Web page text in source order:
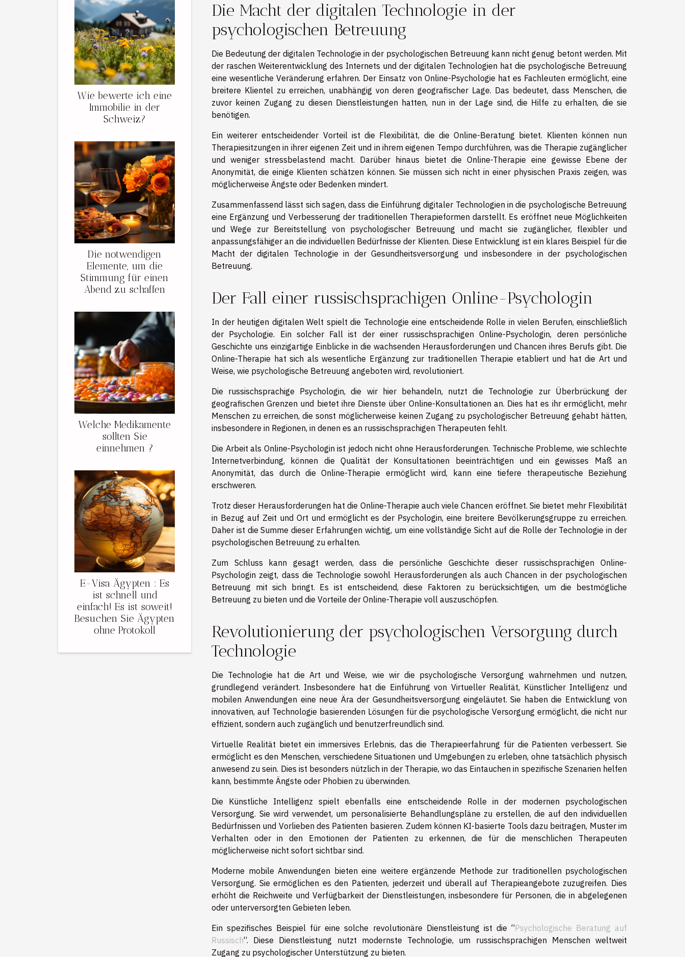
Wie bewerte ich eine
Immobilie in der
Schweiz?
Die notwendigen
Elemente, um die
Stimmung für einen
Abend zu schaffen
Welche Medikamente
sollten Sie
einnehmen ?
E-Visa Ägypten : Es
ist schnell und
einfach! Es ist soweit!
Besuchen Sie Ägypten
ohne Protokoll
Die Macht der digitalen Technologie in der
psychologischen Betreuung
Die Bedeutung der digitalen Technologie in der psychologischen Betreuung kann nicht genug betont werden. Mit
der raschen Weiterentwicklung des Internets und der digitalen Technologien hat die psychologische Betreuung
eine wesentliche Veränderung erfahren. Der Einsatz von Online-Psychologie hat es Fachleuten ermöglicht, eine
breitere Klientel zu erreichen, unabhängig von deren geografischer Lage. Das bedeutet, dass Menschen, die
zuvor keinen Zugang zu diesen Dienstleistungen hatten, nun in der Lage sind, die Hilfe zu erhalten, die sie
benötigen.
Ein weiterer entscheidender Vorteil ist die Flexibilität, die die Online-Beratung bietet. Klienten können nun
Therapiesitzungen in ihrer eigenen Zeit und in ihrem eigenen Tempo durchführen, was die Therapie zugänglicher
und weniger stressbelastend macht. Darüber hinaus bietet die Online-Therapie eine gewisse Ebene der
Anonymität, die einige Klienten schätzen können. Sie müssen sich nicht in einer physischen Praxis zeigen, was
möglicherweise Ängste oder Bedenken mindert.
Zusammenfassend lässt sich sagen, dass die Einführung digitaler Technologien in die psychologische Betreuung
eine Ergänzung und Verbesserung der traditionellen Therapieformen darstellt. Es eröffnet neue Möglichkeiten
und Wege zur Bereitstellung von psychologischer Betreuung und macht sie zugänglicher, flexibler und
anpassungsfähiger an die individuellen Bedürfnisse der Klienten. Diese Entwicklung ist ein klares Beispiel für die
Macht der digitalen Technologie in der Gesundheitsversorgung und insbesondere in der psychologischen
Betreuung.
Der Fall einer russischsprachigen Online-Psychologin
In der heutigen digitalen Welt spielt die Technologie eine entscheidende Rolle in vielen Berufen, einschließlich
der Psychologie. Ein solcher Fall ist der einer russischsprachigen Online-Psychologin, deren persönliche
Geschichte uns einzigartige Einblicke in die wachsenden Herausforderungen und Chancen ihres Berufs gibt. Die
Online-Therapie hat sich als wesentliche Ergänzung zur traditionellen Therapie etabliert und hat die Art und
Weise, wie psychologische Betreuung angeboten wird, revolutioniert.
Die russischsprachige Psychologin, die wir hier behandeln, nutzt die Technologie zur Überbrückung der
geografischen Grenzen und bietet ihre Dienste über Online-Konsultationen an. Dies hat es ihr ermöglicht, mehr
Menschen zu erreichen, die sonst möglicherweise keinen Zugang zu psychologischer Betreuung gehabt hätten,
insbesondere in Regionen, in denen es an russischsprachigen Therapeuten fehlt.
Die Arbeit als Online-Psychologin ist jedoch nicht ohne Herausforderungen. Technische Probleme, wie schlechte
Internetverbindung, können die Qualität der Konsultationen beeinträchtigen und ein gewisses Maß an
Anonymität, das durch die Online-Therapie ermöglicht wird, kann eine tiefere therapeutische Beziehung
erschweren.
Trotz dieser Herausforderungen hat die Online-Therapie auch viele Chancen eröffnet. Sie bietet mehr Flexibilität
in Bezug auf Zeit und Ort und ermöglicht es der Psychologin, eine breitere Bevölkerungsgruppe zu erreichen.
Daher ist die Summe dieser Erfahrungen wichtig, um eine vollständige Sicht auf die Rolle der Technologie in der
psychologischen Betreuung zu erhalten.
Zum Schluss kann gesagt werden, dass die persönliche Geschichte dieser russischsprachigen Online-
Psychologin zeigt, dass die Technologie sowohl Herausforderungen als auch Chancen in der psychologischen
Betreuung mit sich bringt. Es ist entscheidend, diese Faktoren zu berücksichtigen, um die bestmögliche
Betreuung zu bieten und die Vorteile der Online-Therapie voll auszuschöpfen.
Revolutionierung der psychologischen Versorgung durch
Technologie
Die Technologie hat die Art und Weise, wie wir die psychologische Versorgung wahrnehmen und nutzen,
grundlegend verändert. Insbesondere hat die Einführung von Virtueller Realität, Künstlicher Intelligenz und
mobilen Anwendungen eine neue Ära der Gesundheitsversorgung eingeläutet. Sie haben die Entwicklung von
innovativen, auf Technologie basierenden Lösungen für die psychologische Versorgung ermöglicht, die nicht nur
effizient, sondern auch zugänglich und benutzerfreundlich sind.
Virtuelle Realität bietet ein immersives Erlebnis, das die Therapieerfahrung für die Patienten verbessert. Sie
ermöglicht es den Menschen, verschiedene Situationen und Umgebungen zu erleben, ohne tatsächlich physisch
anwesend zu sein. Dies ist besonders nützlich in der Therapie, wo das Eintauchen in spezifische Szenarien helfen
kann, bestimmte Ängste oder Phobien zu überwinden.
Die Künstliche Intelligenz spielt ebenfalls eine entscheidende Rolle in der modernen psychologischen
Versorgung. Sie wird verwendet, um personalisierte Behandlungspläne zu erstellen, die auf den individuellen
Bedürfnissen und Vorlieben des Patienten basieren. Zudem können KI-basierte Tools dazu beitragen, Muster im
Verhalten oder in den Emotionen der Patienten zu erkennen, die für die menschlichen Therapeuten
möglicherweise nicht sofort sichtbar sind.
Moderne mobile Anwendungen bieten eine weitere ergänzende Methode zur traditionellen psychologischen
Versorgung. Sie ermöglichen es den Patienten, jederzeit und überall auf Therapieangebote zuzugreifen. Dies
erhöht die Reichweite und Verfügbarkeit der Dienstleistungen, insbesondere für Personen, die in abgelegenen
oder unterversorgten Gebieten leben.
Ein spezifisches Beispiel für eine solche revolutionäre Dienstleistung ist die “Psychologische Beratung auf
Russisch“. Diese Dienstleistung nutzt modernste Technologie, um russischsprachigen Menschen weltweit
Zugang zu psychologischer Unterstützung zu bieten.